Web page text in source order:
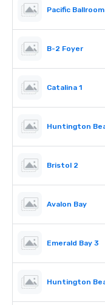
Pacific Ballroom
B-2 Foyer
Catalina 1
Bristol 2
Avalon Bay
Emerald Bay 3